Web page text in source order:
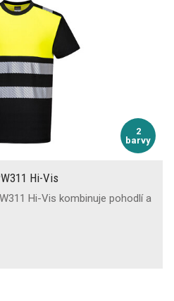
2
barvy
Hi-Vis
Hi-Vis kombinuje pohodlí a